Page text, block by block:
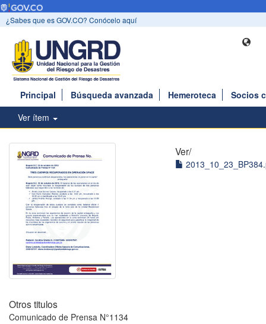
¿Sabes que es GOV.CO? Conócelo aquí
Principal Búsqueda avanzada Hemeroteca
Socios
Ver ítem
Ver/
Otros titulos
Comunicado de Prensa N°1134